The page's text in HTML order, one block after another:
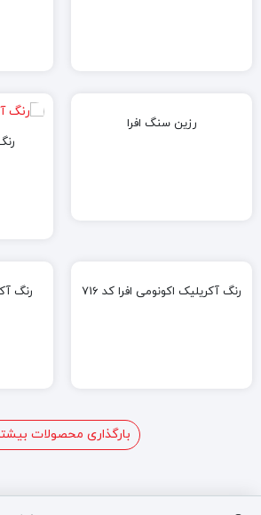
رزین سنگ افرا
رنگ آکریلیک اکونومی افرا کد 716
رنگ
بارگذاری محصولات